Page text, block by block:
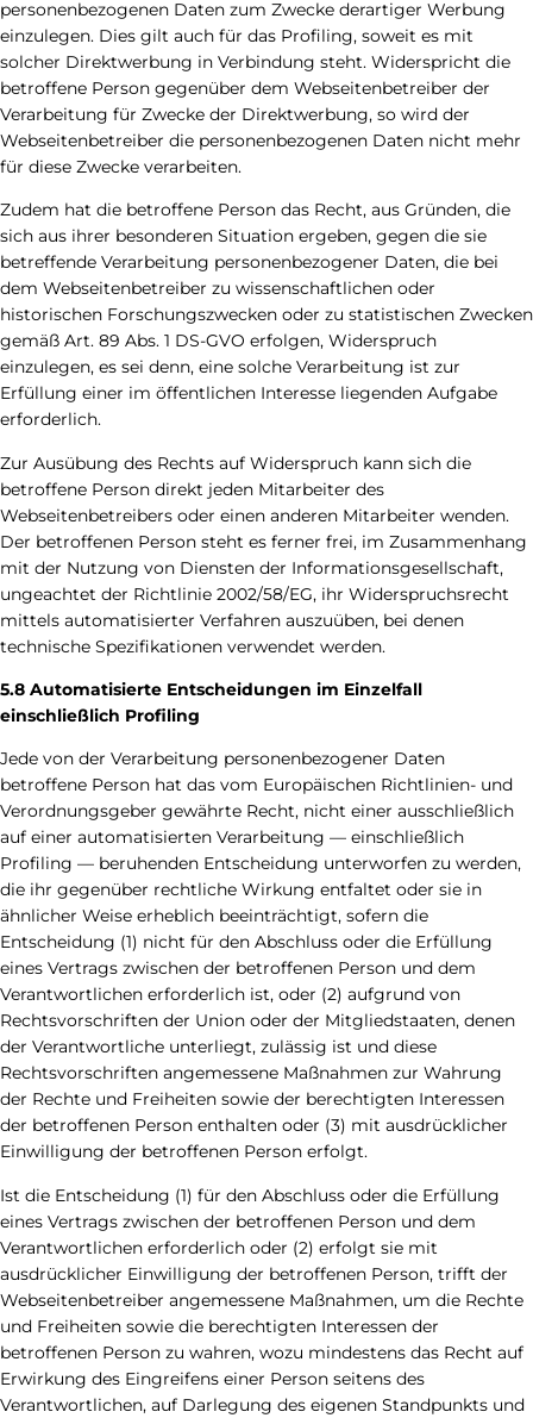
personenbezogenen Daten zum Zwecke derartiger Werbung
einzulegen. Dies gilt auch für das Profiling, soweit es mit
solcher Direktwerbung in Verbindung steht. Widerspricht die
betroffene Person gegenüber dem Webseitenbetreiber der
Verarbeitung für Zwecke der Direktwerbung, so wird der
Webseitenbetreiber die personenbezogenen Daten nicht mehr
für diese Zwecke verarbeiten.
Zudem hat die betroffene Person das Recht, aus Gründen, die
sich aus ihrer besonderen Situation ergeben, gegen die sie
betreffende Verarbeitung personenbezogener Daten, die bei
dem Webseitenbetreiber zu wissenschaftlichen oder
historischen Forschungszwecken oder zu statistischen Zwecken
gemäß Art. 89 Abs. 1 DS-GVO erfolgen, Widerspruch
einzulegen, es sei denn, eine solche Verarbeitung ist zur
Erfüllung einer im öffentlichen Interesse liegenden Aufgabe
erforderlich.
Zur Ausübung des Rechts auf Widerspruch kann sich die
betroffene Person direkt jeden Mitarbeiter des
Webseitenbetreibers oder einen anderen Mitarbeiter wenden.
Der betroffenen Person steht es ferner frei, im Zusammenhang
mit der Nutzung von Diensten der Informationsgesellschaft,
ungeachtet der Richtlinie 2002/58/EG, ihr Widerspruchsrecht
mittels automatisierter Verfahren auszuüben, bei denen
technische Spezifikationen verwendet werden.
5.8 Automatisierte Entscheidungen im Einzelfall
einschließlich Profiling
Jede von der Verarbeitung personenbezogener Daten
betroffene Person hat das vom Europäischen Richtlinien- und
Verordnungsgeber gewährte Recht, nicht einer ausschließlich
auf einer automatisierten Verarbeitung — einschließlich
Profiling — beruhenden Entscheidung unterworfen zu werden,
die ihr gegenüber rechtliche Wirkung entfaltet oder sie in
ähnlicher Weise erheblich beeinträchtigt, sofern die
Entscheidung (1) nicht für den Abschluss oder die Erfüllung
eines Vertrags zwischen der betroffenen Person und dem
Verantwortlichen erforderlich ist, oder (2) aufgrund von
Rechtsvorschriften der Union oder der Mitgliedstaaten, denen
der Verantwortliche unterliegt, zulässig ist und diese
Rechtsvorschriften angemessene Maßnahmen zur Wahrung
der Rechte und Freiheiten sowie der berechtigten Interessen
der betroffenen Person enthalten oder (3) mit ausdrücklicher
Einwilligung der betroffenen Person erfolgt.
Ist die Entscheidung (1) für den Abschluss oder die Erfüllung
eines Vertrags zwischen der betroffenen Person und dem
Verantwortlichen erforderlich oder (2) erfolgt sie mit
ausdrücklicher Einwilligung der betroffenen Person, trifft der
Webseitenbetreiber angemessene Maßnahmen, um die Rechte
und Freiheiten sowie die berechtigten Interessen der
betroffenen Person zu wahren, wozu mindestens das Recht auf
Erwirkung des Eingreifens einer Person seitens des
Verantwortlichen, auf Darlegung des eigenen Standpunkts und